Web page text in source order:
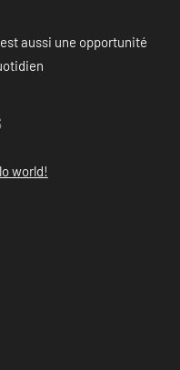
aussi une opportunité
world!